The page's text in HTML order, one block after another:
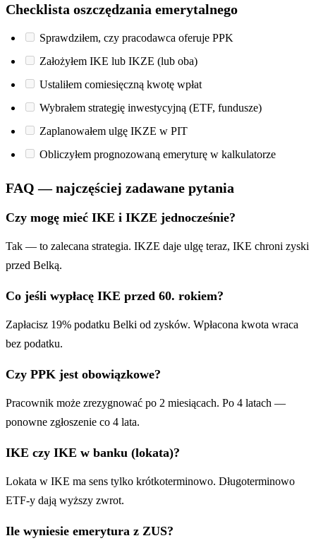
Checklista oszczędzania emerytalnego
Sprawdziłem, czy pracodawca oferuje PPK
Założyłem IKE lub IKZE (lub oba)
Ustaliłem comiesięczną kwotę wpłat
Wybrałem strategię inwestycyjną (ETF, fundusze)
Zaplanowałem ulgę IKZE w PIT
Obliczyłem prognozowaną emeryturę w kalkulatorze
FAQ — najczęściej zadawane pytania
Czy mogę mieć IKE i IKZE jednocześnie?
Tak — to zalecana strategia. IKZE daje ulgę teraz, IKE chroni zyski
przed Belką.
Co jeśli wypłacę IKE przed 60. rokiem?
Zapłacisz 19% podatku Belki od zysków. Wpłacona kwota wraca
bez podatku.
Czy PPK jest obowiązkowe?
Pracownik może zrezygnować po 2 miesiącach. Po 4 latach —
ponowne zgłoszenie co 4 lata.
IKE czy IKE w banku (lokata)?
Lokata w IKE ma sens tylko krótkoterminowo. Długoterminowo
ETF-y dają wyższy zwrot.
Ile wyniesie emerytura z ZUS?